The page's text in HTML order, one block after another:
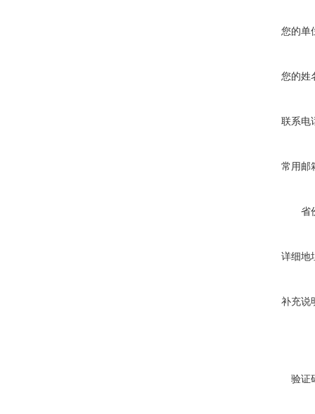
您的单
您的姓
联系电
常用邮
省
详细地
补充说
验证